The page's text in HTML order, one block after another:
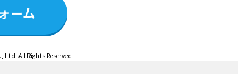
ーム
All Rights Reserved.